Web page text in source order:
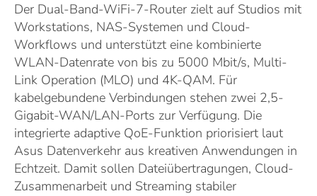
Der Dual-Band-WiFi-7-Router zielt auf Studios mit
Workstations, NAS-Systemen und Cloud-
Workflows und unterstützt eine kombinierte
WLAN-Datenrate von bis zu 5000 Mbit/s, Multi-
Link Operation (MLO) und 4K-QAM. Für
kabelgebundene Verbindungen stehen zwei 2,5-
Gigabit-WAN/LAN-Ports zur Verfügung. Die
integrierte adaptive QoE-Funktion priorisiert laut
Asus Datenverkehr aus kreativen Anwendungen in
Echtzeit. Damit sollen Dateiübertragungen, Cloud-
Zusammenarbeit und Streaming stabiler